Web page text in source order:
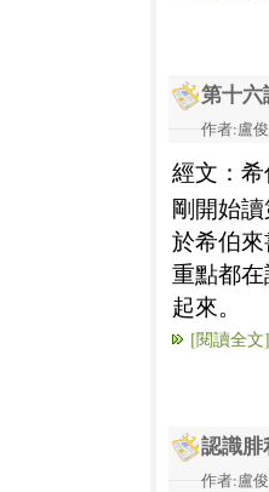
第十六
作者:盧
經文：
剛開始
於希伯
重點都
起來。
[閱讀全文]
認識腓
作者:盧